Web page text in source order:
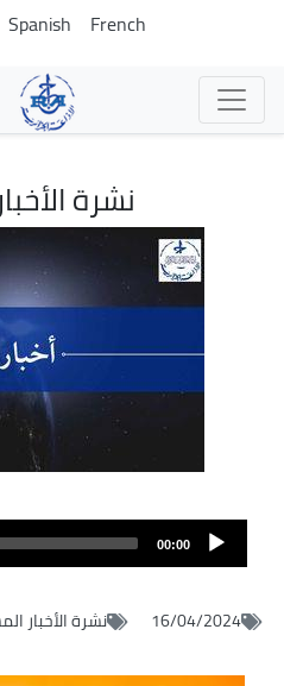
Skip
to
main
content
Spanish French
نشرة الأخبار
Audio
00:00
16/04/2024 نشرة الأخبار